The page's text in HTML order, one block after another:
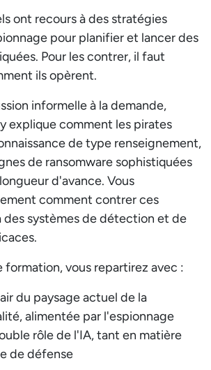
ont recours à des stratégies
pour planifier et lancer des
Pour les contrer, il faut
ils opèrent.
informelle à la demande,
explique comment les pirates
de type renseignement,
de ransomware sophistiquées
d'avance. Vous
comment contrer ces
des systèmes de détection et de
formation, vous repartirez avec :
du paysage actuel de la
alimentée par l'espionnage
rôle de l'IA, tant en matière
de défense